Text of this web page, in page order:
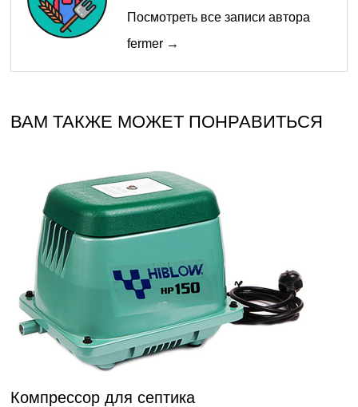
Посмотреть все записи автора
fermer →
ВАМ ТАКЖЕ МОЖЕТ ПОНРАВИТЬСЯ
Компрессор для септика